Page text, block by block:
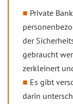
Private
der
gebraucht
zerkleinert
Es gibt
darin